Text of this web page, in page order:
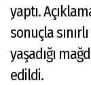
yaptı.
sonuçla
yaşadığı
edildi.